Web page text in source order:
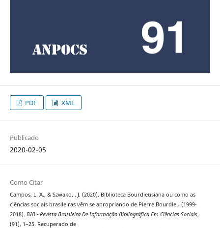
PDF XML
Publicado
2020-02-05
Como Citar
Campos, L. A., & Szwako, . J. (2020). Biblioteca Bourdieusiana ou como as
ciências sociais brasileiras vêm se apropriando de Pierre Bourdieu (1999-
2018). BIB - Revista Brasileira De Informação Bibliográfica Em Ciências Sociais,
(91), 1–25. Recuperado de